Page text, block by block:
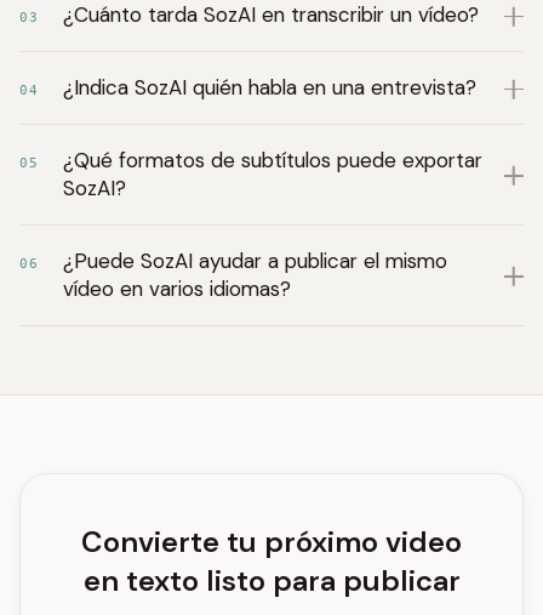
03 ¿Cuánto tarda SozAI en transcribir un vídeo?
04 ¿Indica SozAI quién habla en una entrevista?
05
¿Qué formatos de subtítulos puede exportar
SozAI?
06
¿Puede SozAI ayudar a publicar el mismo
vídeo en varios idiomas?
Convierte tu próximo video
en texto listo para publicar